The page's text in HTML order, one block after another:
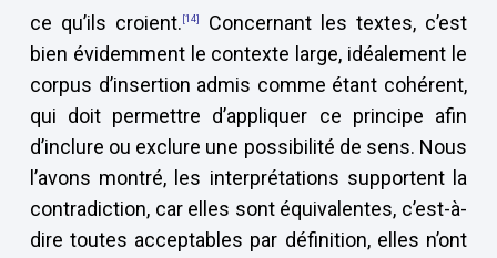
ce qu’ils croient. [14]
Concernant les textes, c’est
bien évidemment le contexte large, idéalement le
corpus d’insertion admis comme étant cohérent,
qui doit permettre d’appliquer ce principe afin
d’inclure ou exclure une possibilité de sens. Nous
l’avons montré, les interprétations supportent la
contradiction, car elles sont équivalentes, c’est-à-
dire toutes acceptables par définition, elles n’ont